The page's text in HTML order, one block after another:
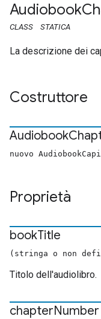
Audiobook
CLASS STATICA
La descrizione dei
Costruttore
Audiobook
nuovo
Proprietà
bookTitle
(stringa o non
Titolo dell'audiolibro.
chapterNumber